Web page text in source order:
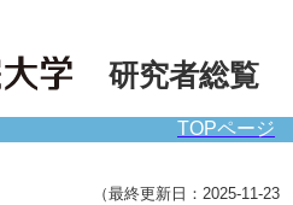
研究者総覧
TOPページ
（最終更新日：2025-11-23